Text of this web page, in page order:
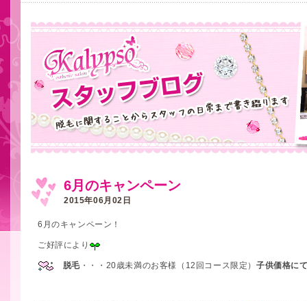
6月のキャンペーン
2015年06月02日
6月のキャンペーン！
ご好評により
脱毛・・・20歳未満のお客様（12回コース限定）子供価格に